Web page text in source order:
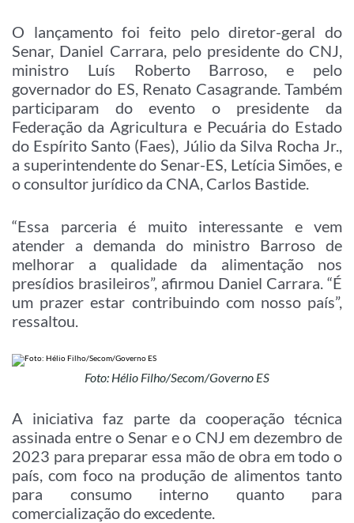
O lançamento foi feito pelo diretor-geral do
Senar, Daniel Carrara, pelo presidente do CNJ,
ministro Luís Roberto Barroso, e pelo
governador do ES, Renato Casagrande. Também
participaram do evento o presidente da
Federação da Agricultura e Pecuária do Estado
do Espírito Santo (Faes), Júlio da Silva Rocha Jr.,
a superintendente do Senar-ES, Letícia Simões, e
o consultor jurídico da CNA, Carlos Bastide.
“Essa parceria é muito interessante e vem
atender a demanda do ministro Barroso de
melhorar a qualidade da alimentação nos
presídios brasileiros”, afirmou Daniel Carrara. “É
um prazer estar contribuindo com nosso país”,
ressaltou.
Foto: Hélio Filho/Secom/Governo ES
A iniciativa faz parte da cooperação técnica
assinada entre o Senar e o CNJ em dezembro de
2023 para preparar essa mão de obra em todo o
país, com foco na produção de alimentos tanto
para consumo interno quanto para
comercialização do excedente.